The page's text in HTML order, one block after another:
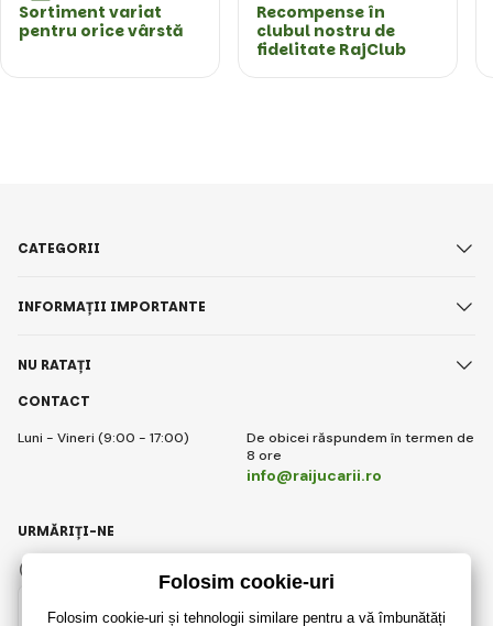
Sortiment variat
pentru orice vârstă
Recompense în
clubul nostru de
fidelitate RajClub
CONTACT
Luni - Vineri (9:00 - 17:00)
De obicei răspundem în termen de
8 ore
info@raijucarii.ro
CATEGORII
INFORMAȚII IMPORTANTE
NU RATAȚI
Romanian
URMĂRIȚI-NE
Instagram